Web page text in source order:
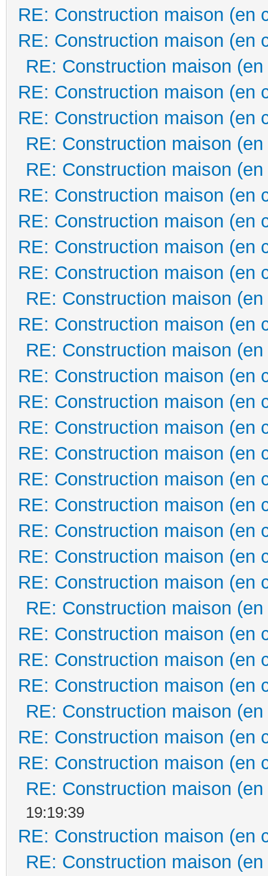
RE: Construction maison (en
RE: Construction maison (en
RE: Construction maison
RE: Construction maison (en
RE: Construction maison (en
RE: Construction maison
RE: Construction maison
RE: Construction maison (en
RE: Construction maison (en
RE: Construction maison (en
RE: Construction maison (en
RE: Construction maison
RE: Construction maison (en
RE: Construction maison
RE: Construction maison (en
RE: Construction maison (en
RE: Construction maison (en
RE: Construction maison (en
RE: Construction maison (en
RE: Construction maison (en
RE: Construction maison (en
RE: Construction maison (en
RE: Construction maison (en
RE: Construction maison
RE: Construction maison (en
RE: Construction maison (en
RE: Construction maison (en
RE: Construction maison
RE: Construction maison (en
RE: Construction maison (en
RE: Construction maison
19:19:39
RE: Construction maison (en
RE: Construction maison